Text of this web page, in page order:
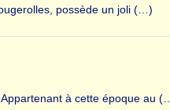
possède un joli (…)
Appartenant à cette époque au